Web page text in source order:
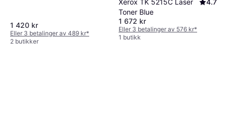
1 420 kr
Eller 3 betalinger av 489 kr*
2 butikker
Xerox TK 5215C Laser
Toner Blue
4.7
1 672 kr
Eller 3 betalinger av 576 kr*
1 butikk